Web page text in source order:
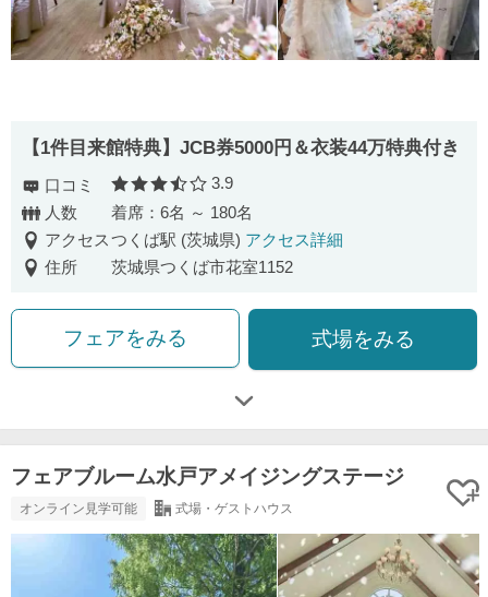
【1件目来館特典】JCB券5000円＆衣装44万特典付き
口コミ 口コミ評価
3.9
人数
着席：6名 ～ 180名
アクセスつくば駅 (茨城県) アクセス詳細
住所
茨城県つくば市花室1152
フェアをみる 式場をみる
フェアブルーム水戸アメイジングステージ
オンライン見学可能 式場・ゲストハウス